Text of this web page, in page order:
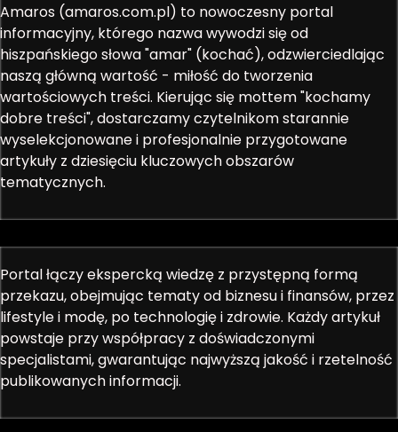
Amaros (amaros.com.pl) to nowoczesny portal
informacyjny, którego nazwa wywodzi się od
hiszpańskiego słowa "amar" (kochać), odzwierciedlając
naszą główną wartość - miłość do tworzenia
wartościowych treści. Kierując się mottem "kochamy
dobre treści", dostarczamy czytelnikom starannie
wyselekcjonowane i profesjonalnie przygotowane
artykuły z dziesięciu kluczowych obszarów
tematycznych.
Portal łączy ekspercką wiedzę z przystępną formą
przekazu, obejmując tematy od biznesu i finansów, przez
lifestyle i modę, po technologię i zdrowie. Każdy artykuł
powstaje przy współpracy z doświadczonymi
specjalistami, gwarantując najwyższą jakość i rzetelność
publikowanych informacji.